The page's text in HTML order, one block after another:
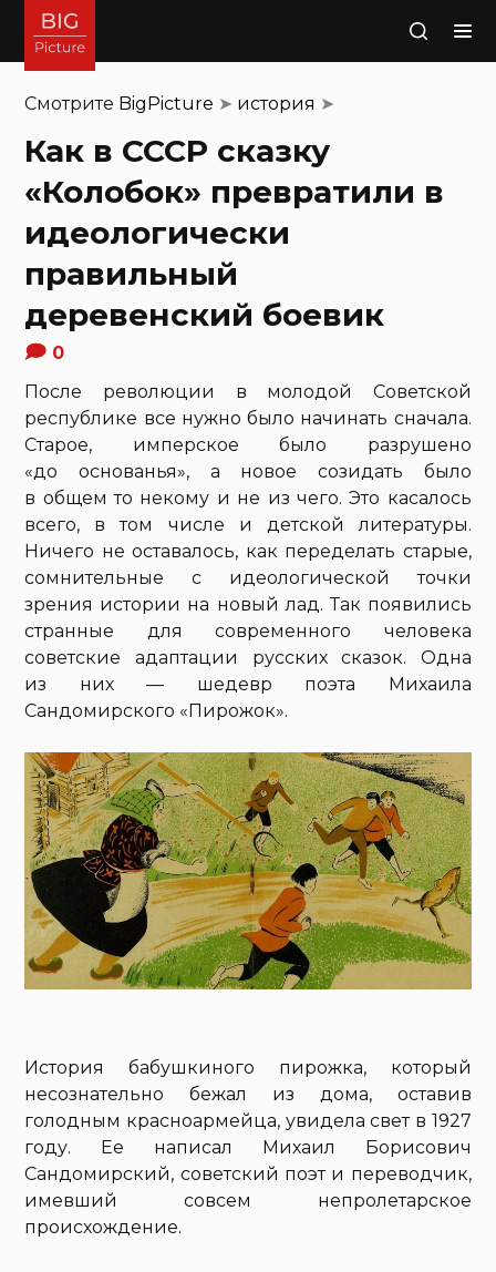
Поиск
Смотрите BigPicture ➤ история ➤
Как в СССР сказку
«Колобок» превратили в
идеологически
правильный
деревенский боевик
0
После революции в молодой Советской
республике все нужно было начинать сначала.
Старое, имперское было разрушено
«до основанья», а новое созидать было
в общем то некому и не из чего. Это касалось
всего, в том числе и детской литературы.
Ничего не оставалось, как переделать старые,
сомнительные с идеологической точки
зрения истории на новый лад. Так появились
странные для современного человека
советские адаптации русских сказок. Одна
из них — шедевр поэта Михаила
Сандомирского «Пирожок».
История бабушкиного пирожка, который
несознательно бежал из дома, оставив
голодным красноармейца, увидела свет в 1927
году. Ее написал Михаил Борисович
Сандомирский, советский поэт и переводчик,
имевший совсем непролетарское
происхождение.